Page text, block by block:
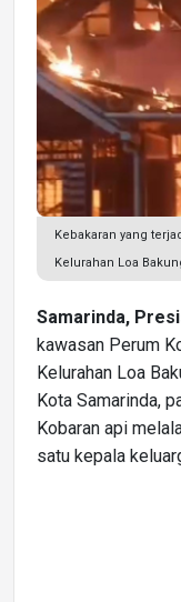
Kebakaran yang
Kelurahan Loa
Samarinda,
kawasan Perum
Kelurahan Loa
Kota Samarinda,
Kobaran api
satu kepala